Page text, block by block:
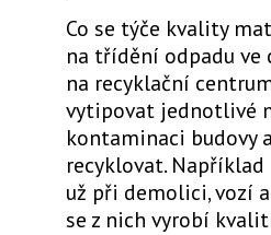
Co se týče kvality
na třídění odpadu
na recyklační
vytipovat jednotlivé
kontaminaci budovy
recyklovat.
už při demolici, vozí
se z nich vyrobí